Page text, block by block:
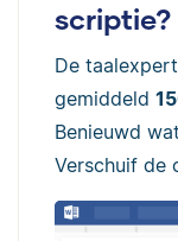
scriptie?
De
gemiddeld
Benieuwd
Verschuif de